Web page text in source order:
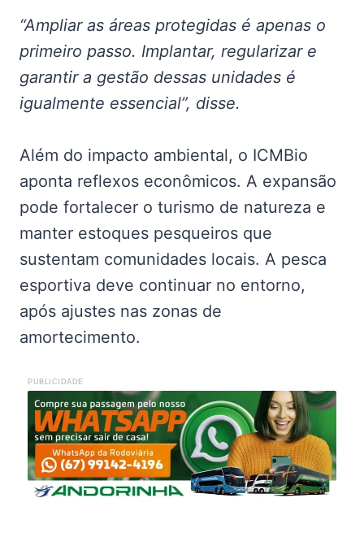
“Ampliar as áreas protegidas é apenas o
primeiro passo. Implantar, regularizar e
garantir a gestão dessas unidades é
igualmente essencial”, disse.
Além do impacto ambiental, o ICMBio
aponta reflexos econômicos. A expansão
pode fortalecer o turismo de natureza e
manter estoques pesqueiros que
sustentam comunidades locais. A pesca
esportiva deve continuar no entorno,
após ajustes nas zonas de
amortecimento.
PUBLICIDADE